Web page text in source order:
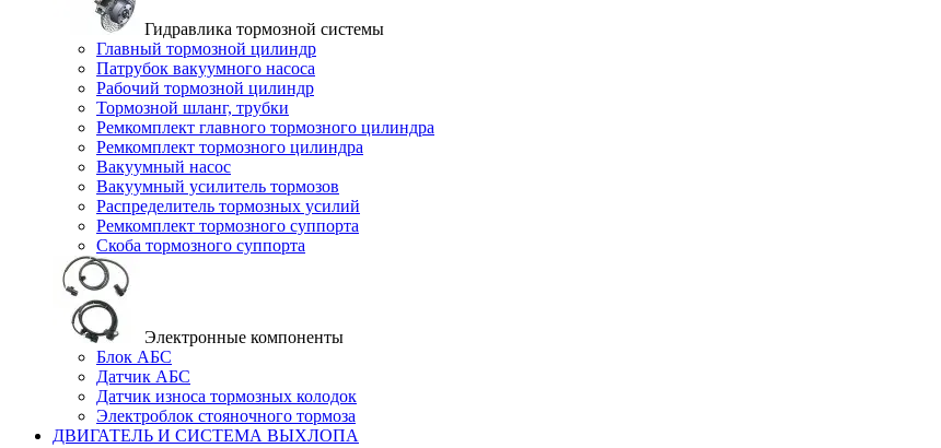
Гидравлика тормозной системы
Главный тормозной цилиндр
Патрубок вакуумного насоса
Рабочий тормозной цилиндр
Тормозной шланг, трубки
Ремкомплект главного тормозного цилиндра
Ремкомплект тормозного цилиндра
Вакуумный насос
Вакуумный усилитель тормозов
Распределитель тормозных усилий
Ремкомплект тормозного суппорта
Скоба тормозного суппорта
Электронные компоненты
Блок АБС
Датчик АБС
Датчик износа тормозных колодок
Электроблок стояночного тормоза
ДВИГАТЕЛЬ И СИСТЕМА ВЫХЛОПА